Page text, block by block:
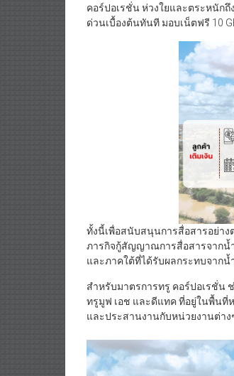
คอร์ปอเรชั่น ห่วงใยและตระหนัก
ด่วนเบื้องต้นทันที มอบเน็ตฟรี 10
ทั้งนี้เพื่อสนับสนุนการสื่อสารอย่าง
ภารกิจกู้สัญญาณการสื่อสารจาก
และภาคใต้ที่ได้รับผลกระทบจากน้
สำหรับมาตรการทรู คอร์ปอเรชั่น
ทรูมูฟ เอช และดีแทค ที่อยู่ในพื้นที่
และประสานงานกับหน่วยงานต่า